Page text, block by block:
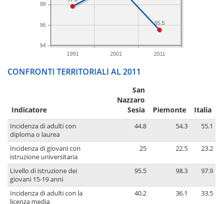
1991 2001 2011
94
96
98
95.5
CONFRONTI TERRITORIALI AL 2011
Indicatore
San
Nazzaro
Sesia
Piemonte Italia
Incidenza di adulti con
diploma o laurea
44.8 54.3 55.1
Incidenza di giovani con
istruzione universitaria
25 22.5 23.2
Livello di istruzione dei
giovani 15-19 anni
95.5 98.3 97.9
Incidenza di adulti con la
licenza media
40.2 36.1 33.5